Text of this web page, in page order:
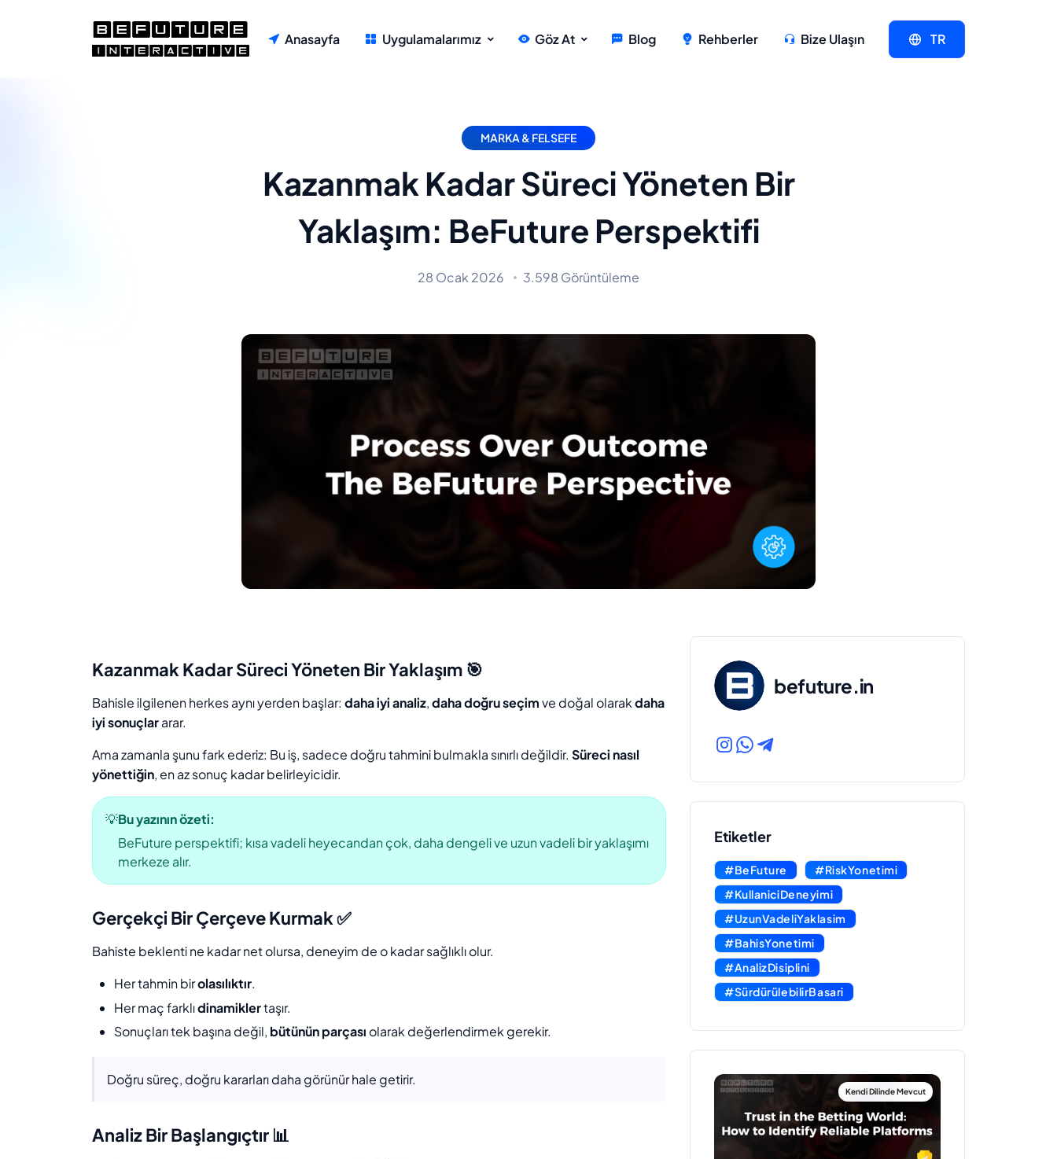
Anasayfa Uygulamalarımız Göz At Blog Rehberler Bize Ulaşın TR
MARKA & FELSEFE
Kazanmak Kadar Süreci Yöneten Bir
Yaklaşım: BeFuture Perspektifi
28 Ocak 2026 3.598 Görüntüleme
Kazanmak Kadar Süreci Yöneten Bir Yaklaşım 🎯
Bahisle ilgilenen herkes aynı yerden başlar: daha iyi analiz,daha doğru seçimve doğal olarakdaha
iyi sonuçlararar.
Ama zamanla şunu fark ederiz: Bu iş, sadece doğru tahmini bulmakla sınırlı değildir. Süreci nasıl
yönettiğin, en az sonuç kadar belirleyicidir.
💡Bu yazının özeti:
BeFuture perspektifi; kısa vadeli heyecandan çok, daha dengeli ve uzun vadeli bir yaklaşımı
merkeze alır.
Gerçekçi Bir Çerçeve Kurmak ✅
Bahiste beklenti ne kadar net olursa, deneyim de o kadar sağlıklı olur.
Her tahmin birolasılıktır.
Her maç farklıdinamiklertaşır.
Sonuçları tek başına değil, bütünün parçası olarak değerlendirmek gerekir.
Doğru süreç, doğru kararları daha görünür hale getirir.
Analiz Bir Başlangıçtır 📊
befuture.in
Etiketler
#BeFuture
#RiskYonetimi
#KullaniciDeneyimi
#UzunVadeliYaklasim
#BahisYonetimi
#AnalizDisiplini
#SürdürülebilirBasari